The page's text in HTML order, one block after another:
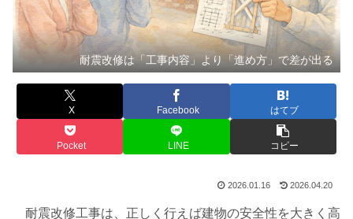
耐震改修は「工事内容」より「進め方」で差が出る
X Facebook はてブ
Pocket LINE コピー
2026.01.16 2026.04.20
耐震改修工事は、正しく行えば建物の安全性を大きく高